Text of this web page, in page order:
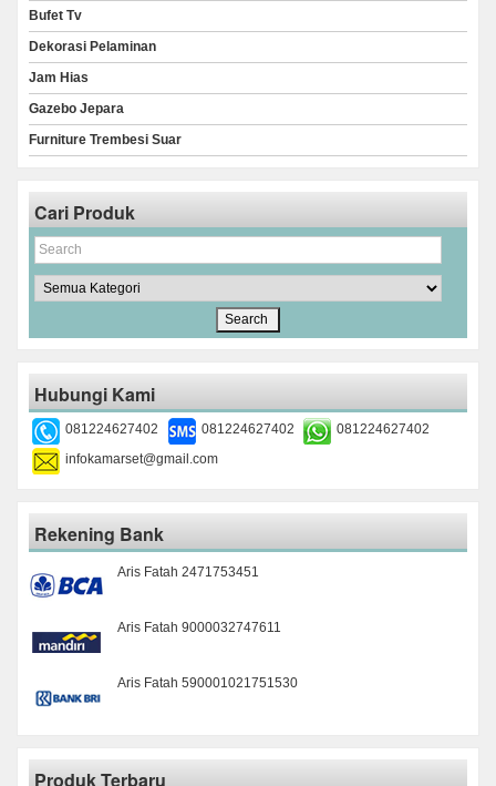
Bufet Tv
Dekorasi Pelaminan
Jam Hias
Gazebo Jepara
Furniture Trembesi Suar
Cari Produk
Hubungi Kami
081224627402 081224627402
081224627402
infokamarset@gmail.com
Rekening Bank
Aris Fatah 2471753451
Aris Fatah 9000032747611
Aris Fatah 590001021751530
Produk Terbaru